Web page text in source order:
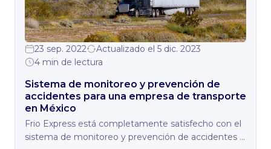
23 sep. 2022
Actualizado el 5 dic. 2023
4 min de lectura
Sistema de monitoreo y prevención de
accidentes para una empresa de transporte
en México
Frio Express está completamente satisfecho con el
sistema de monitoreo y prevención de accidentes y